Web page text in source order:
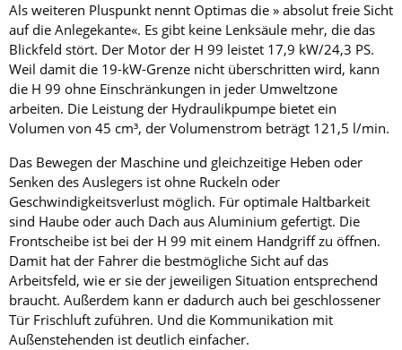
Als weiteren Pluspunkt nennt Optimas die » absolut freie Sicht
auf die Anlegekante«. Es gibt keine Lenksäule mehr, die das
Blickfeld stört. Der Motor der H 99 leistet 17,9 kW/24,3 PS.
Weil damit die 19-kW-Grenze nicht überschritten wird, kann
die H 99 ohne Einschränkungen in jeder Umweltzone
arbeiten. Die Leistung der Hydraulikpumpe bietet ein
Volumen von 45 cm³, der Volumenstrom beträgt 121,5 l/min.
Das Bewegen der Maschine und gleichzeitige Heben oder
Senken des Auslegers ist ohne Ruckeln oder
Geschwindigkeitsverlust möglich. Für optimale Haltbarkeit
sind Haube oder auch Dach aus Aluminium gefertigt. Die
Frontscheibe ist bei der H 99 mit einem Handgriff zu öffnen.
Damit hat der Fahrer die bestmögliche Sicht auf das
Arbeitsfeld, wie er sie der jeweiligen Situation entsprechend
braucht. Außerdem kann er dadurch auch bei geschlossener
Tür Frischluft zuführen. Und die Kommunikation mit
Außenstehenden ist deutlich einfacher.